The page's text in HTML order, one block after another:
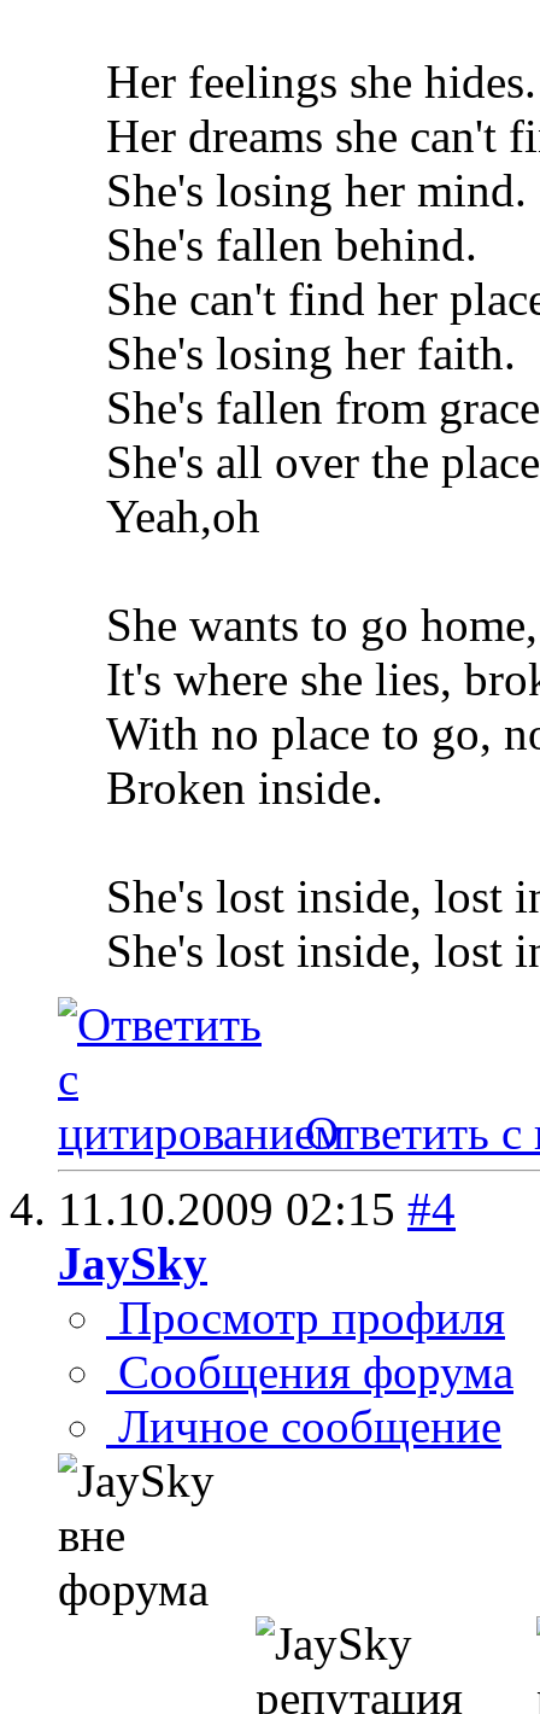
Her feelings she hides.
Her dreams she can't
She's losing her mind.
She's fallen behind.
She can't find her
She's losing her faith.
She's fallen from
She's all over the
Yeah,oh
She wants to go
It's where she lies,
With no place to go,
Broken inside.
She's lost inside, lost
She's lost inside, lost
Ответить с
11.10.2009 02:15 #4
JaySky
Просмотр профиля
Сообщения форума
Личное сообщение